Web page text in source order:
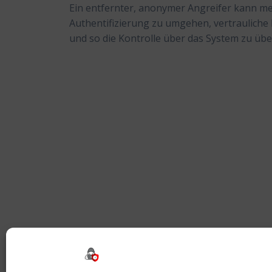
Ein entfernter, anonymer Angreifer kann
Authentifizierung zu umgehen,
und so die Kontrolle über das System zu